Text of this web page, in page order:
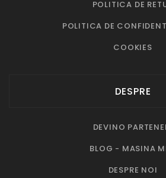
POLITICA DE
POLITICA DE
COOKIES
DESPRE
DEVINO
BLOG - MASINA
DESPRE NOI